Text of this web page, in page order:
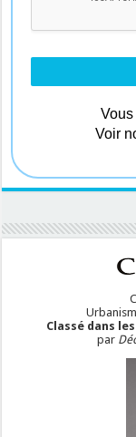
Voir
Classé dans
par